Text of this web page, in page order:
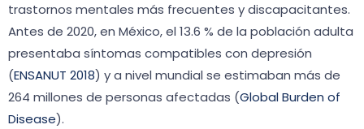
trastornos mentales más frecuentes y discapacitantes.
Antes de 2020, en México, el 13.6 % de la población adulta
presentaba síntomas compatibles con depresión
(ENSANUT 2018) y a nivel mundial se estimaban más de
264 millones de personas afectadas (Global Burden of
Disease).